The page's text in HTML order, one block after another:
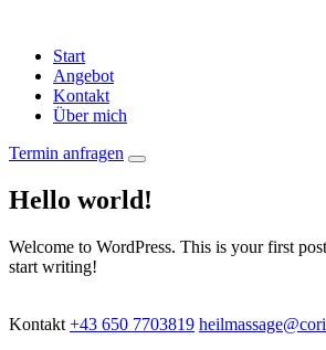
Start
Angebot
Kontakt
Über mich
Termin anfragen
Hello world!
Welcome to WordPress. This is your first
start writing!
Kontakt +43 650 7703819